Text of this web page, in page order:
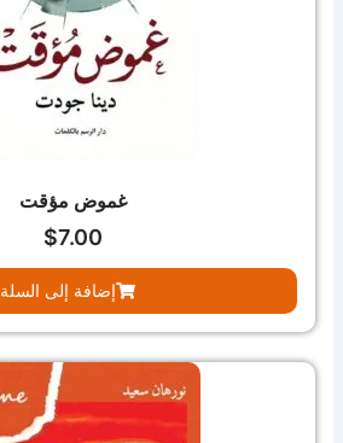
غموض مؤقت
$7.00
إضافة إلى السلة